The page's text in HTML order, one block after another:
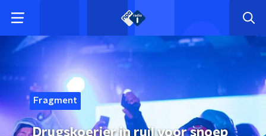
Fragment
Drugskoerier in ruil voor snoep